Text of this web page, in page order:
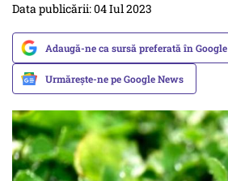
Data publicării: 04 Iul 2023
Adaugă-ne ca sursă preferată în Google
Urmărește-ne pe Google News